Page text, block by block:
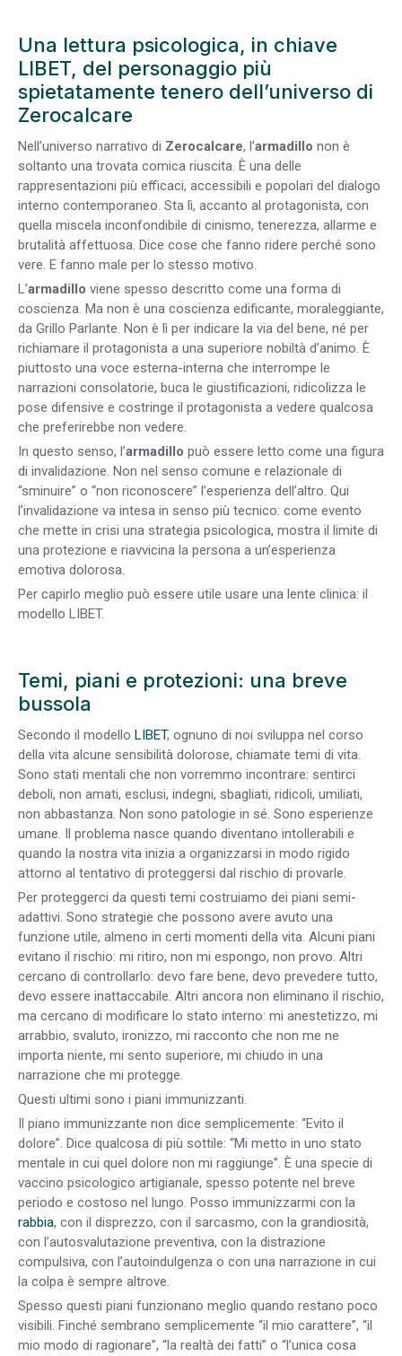
Una lettura psicologica, in chiave
LIBET, del personaggio più
spietatamente tenero dell’universo di
Zerocalcare
Nell’universo narrativo di Zerocalcare, l’armadillo non è
soltanto una trovata comica riuscita. È una delle
rappresentazioni più efficaci, accessibili e popolari del dialogo
interno contemporaneo. Sta lì, accanto al protagonista, con
quella miscela inconfondibile di cinismo, tenerezza, allarme e
brutalità affettuosa. Dice cose che fanno ridere perché sono
vere. E fanno male per lo stesso motivo.
L’armadillo viene spesso descritto come una forma di
coscienza. Ma non è una coscienza edificante, moraleggiante,
da Grillo Parlante. Non è lì per indicare la via del bene, né per
richiamare il protagonista a una superiore nobiltà d’animo. È
piuttosto una voce esterna-interna che interrompe le
narrazioni consolatorie, buca le giustificazioni, ridicolizza le
pose difensive e costringe il protagonista a vedere qualcosa
che preferirebbe non vedere.
In questo senso, l’armadillo può essere letto come una figura
di invalidazione. Non nel senso comune e relazionale di
“sminuire” o “non riconoscere” l’esperienza dell’altro. Qui
l’invalidazione va intesa in senso più tecnico: come evento
che mette in crisi una strategia psicologica, mostra il limite di
una protezione e riavvicina la persona a un’esperienza
emotiva dolorosa.
Per capirlo meglio può essere utile usare una lente clinica: il
modello LIBET.
Temi, piani e protezioni: una breve
bussola
Secondo il modello LIBET, ognuno di noi sviluppa nel corso
della vita alcune sensibilità dolorose, chiamate temi di vita.
Sono stati mentali che non vorremmo incontrare: sentirci
deboli, non amati, esclusi, indegni, sbagliati, ridicoli, umiliati,
non abbastanza. Non sono patologie in sé. Sono esperienze
umane. Il problema nasce quando diventano intollerabili e
quando la nostra vita inizia a organizzarsi in modo rigido
attorno al tentativo di proteggersi dal rischio di provarle.
Per proteggerci da questi temi costruiamo dei piani semi-
adattivi. Sono strategie che possono avere avuto una
funzione utile, almeno in certi momenti della vita. Alcuni piani
evitano il rischio: mi ritiro, non mi espongo, non provo. Altri
cercano di controllarlo: devo fare bene, devo prevedere tutto,
devo essere inattaccabile. Altri ancora non eliminano il rischio,
ma cercano di modificare lo stato interno: mi anestetizzo, mi
arrabbio, svaluto, ironizzo, mi racconto che non me ne
importa niente, mi sento superiore, mi chiudo in una
narrazione che mi protegge.
Questi ultimi sono i piani immunizzanti.
Il piano immunizzante non dice semplicemente: “Evito il
dolore”. Dice qualcosa di più sottile: “Mi metto in uno stato
mentale in cui quel dolore non mi raggiunge”. È una specie di
vaccino psicologico artigianale, spesso potente nel breve
periodo e costoso nel lungo. Posso immunizzarmi con la
rabbia, con il disprezzo, con il sarcasmo, con la grandiosità,
con l’autosvalutazione preventiva, con la distrazione
compulsiva, con l’autoindulgenza o con una narrazione in cui
la colpa è sempre altrove.
Spesso questi piani funzionano meglio quando restano poco
visibili. Finché sembrano semplicemente “il mio carattere”, “il
mio modo di ragionare”, “la realtà dei fatti” o “l’unica cosa